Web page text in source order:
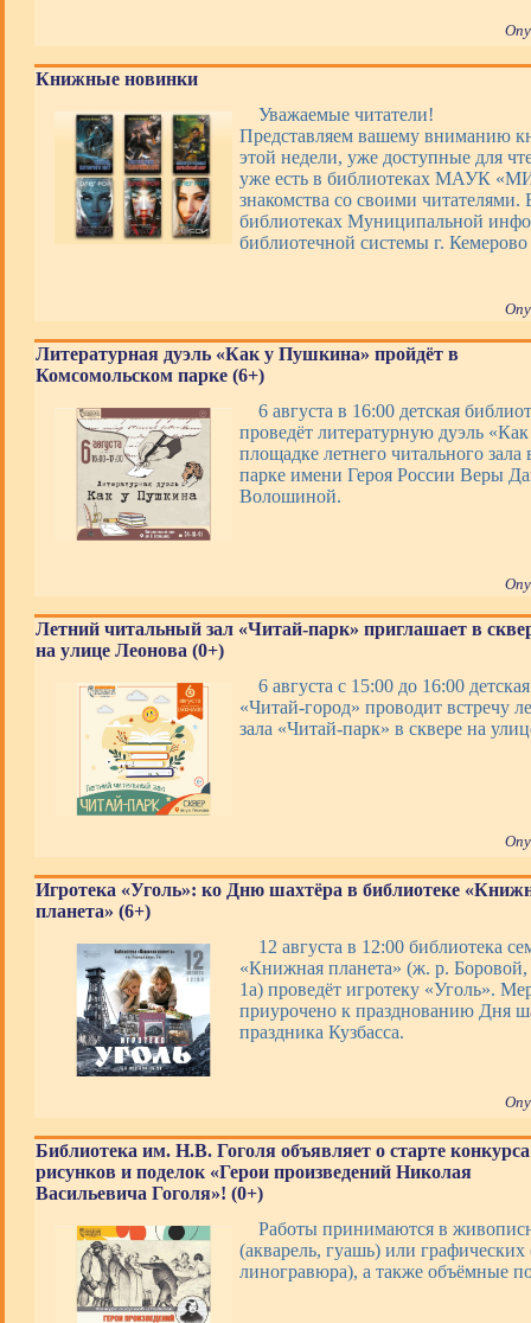
Книжные новинки
Уважаемые читатели!
Представляем вашему вниманию
этой недели, уже доступные для
уже есть в библиотеках МАУК
знакомства со своими читателями.
библиотеках Муниципальной
библиотечной системы г. Кемерово
Литературная дуэль «Как у Пушкина» пройдёт в
Комсомольском парке (6+)
6 августа в 16:00 детская
проведёт литературную дуэль
площадке летнего читального
парке имени Героя России Веры
Волошиной.
Летний читальный зал «Читай-парк» приглашает в
на улице Леонова (0+)
6 августа с 15:00 до 16:00
«Читай-город» проводит встречу
зала «Читай-парк» в сквере на
Игротека «Уголь»: ко Дню шахтёра в библиотеке
планета» (6+)
12 августа в 12:00 библиотека
«Книжная планета» (ж. р. Боровой,
1а) проведёт игротеку «Уголь».
приурочено к празднованию Дня
праздника Кузбасса.
Библиотека им. Н.В. Гоголя объявляет о старте конкурса
рисунков и поделок «Герои произведений Николая
Васильевича Гоголя»! (0+)
Работы принимаются в
(акварель, гуашь) или
линогравюра), а также объёмные